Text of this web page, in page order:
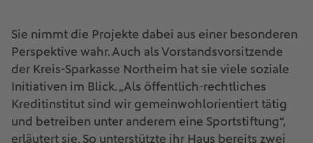
Sie nimmt die Projekte dabei aus einer besonderen
Perspektive wahr. Auch als Vorstandsvorsitzende
der Kreis-Sparkasse Northeim hat sie viele soziale
Initiativen im Blick. „Als öffentlich-rechtliches
Kreditinstitut sind wir gemeinwohlorientiert tätig
und betreiben unter anderem eine Sportstiftung“,
erläutert sie. So unterstützte ihr Haus bereits zwei